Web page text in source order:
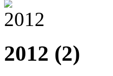
2012 (2)